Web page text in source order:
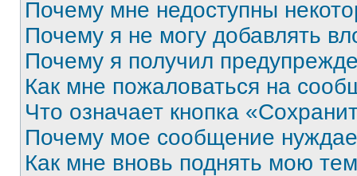
Почему мне недоступны
Почему я не могу добавлять
Почему я получил
Как мне пожаловаться на
Что означает кнопка
Почему мое сообщение
Как мне вновь поднять мою